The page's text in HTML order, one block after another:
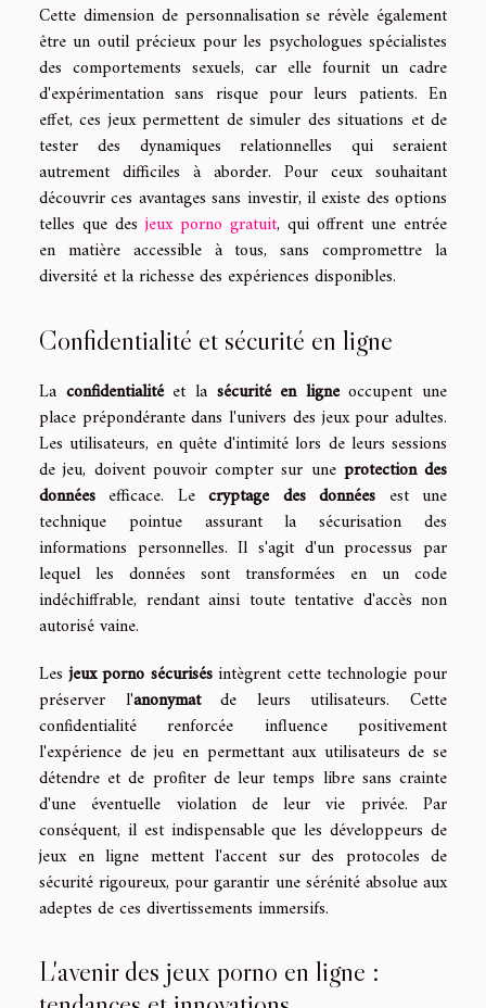
Cette dimension de personnalisation se révèle également
être un outil précieux pour les psychologues spécialistes
des comportements sexuels, car elle fournit un cadre
d'expérimentation sans risque pour leurs patients. En
effet, ces jeux permettent de simuler des situations et de
tester des dynamiques relationnelles qui seraient
autrement difficiles à aborder. Pour ceux souhaitant
découvrir ces avantages sans investir, il existe des options
telles que desjeux porno gratuit, qui offrent une entrée
en matière accessible à tous, sans compromettre la
diversité et la richesse des expériences disponibles.
Confidentialité et sécurité en ligne
La confidentialitéet la sécurité en ligneoccupent une
place prépondérante dans l'univers des jeux pour adultes.
Les utilisateurs, en quête d'intimité lors de leurs sessions
de jeu, doivent pouvoir compter sur une protection des
données efficace. Lecryptage des données est une
technique pointue assurant la sécurisation des
informations personnelles. Il s'agit d'un processus par
lequel les données sont transformées en un code
indéchiffrable, rendant ainsi toute tentative d'accès non
autorisé vaine.
Lesjeux porno sécurisésintègrent cette technologie pour
préserver l'anonymatde leurs utilisateurs. Cette
confidentialité renforcée influence positivement
l'expérience de jeu en permettant aux utilisateurs de se
détendre et de profiter de leur temps libre sans crainte
d'une éventuelle violation de leur vie privée. Par
conséquent, il est indispensable que les développeurs de
jeux en ligne mettent l'accent sur des protocoles de
sécurité rigoureux, pour garantir une sérénité absolue aux
adeptes de ces divertissements immersifs.
L'avenir des jeux porno en ligne :